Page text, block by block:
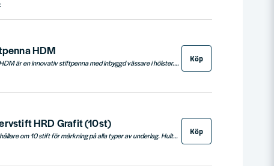
HDM
Hultafors Stiftpenna HDM är en innovativ stiftpenna med inbyggd vässare i hölster. Den är designad för arbete i krävande miljöer, med fokus på enkelhet, hållbarhet och praktisk användning. Hölstret ger inte bara snabb åtkomst till pennan utan också en vässningsfunktion, och leder bort smuts och fukt, vilket säkerställer att pennan håller längre. Pennan har också en ergonomisk design som är lätt att hantera. Köp
HRD Grafit (10st)
Reservstift i smart behållare om 10 stift för märkning på alla typer av underlag. Hultafors Refill kan med ett clips fästas i fickan eller i verktygsväskan. Köp